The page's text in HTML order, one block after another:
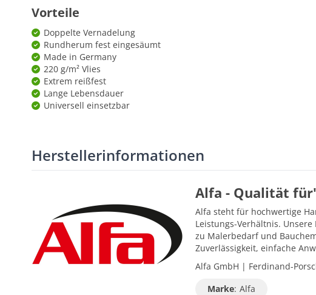
Vorteile
Doppelte Vernadelung
Rundherum fest eingesäumt
Made in Germany
220 g/m² Vlies
Extrem reißfest
Lange Lebensdauer
Universell einsetzbar
Herstellerinformationen
Alfa - Qualität
Alfa steht für hochwertige
Leistungs-Verhältnis.
zu Malerbedarf und
Zuverlässigkeit, einfache
Alfa GmbH | Ferdinand-
Marke: Alfa